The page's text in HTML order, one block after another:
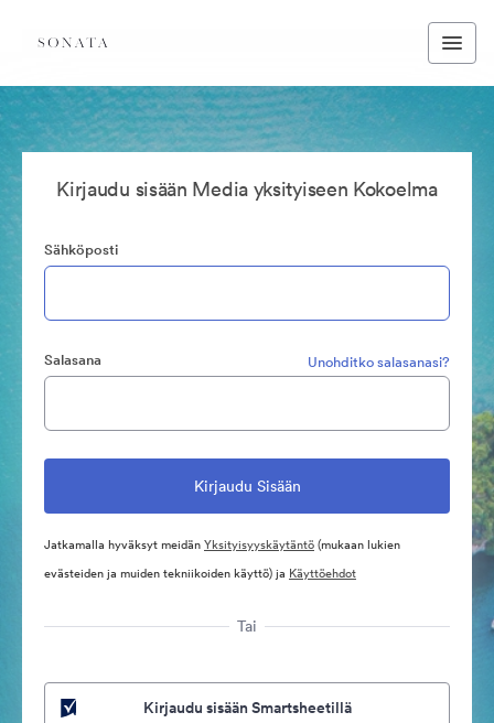
Kirjaudu sisään Media yksityiseen Kokoelma
Sähköposti
Salasana Unohditko salasanasi?
Jatkamalla hyväksyt meidänYksityisyyskäytäntö(mukaan lukien
evästeiden ja muiden tekniikoiden käyttö) ja Käyttöehdot
Tai
Kirjaudu sisään Smartsheetillä